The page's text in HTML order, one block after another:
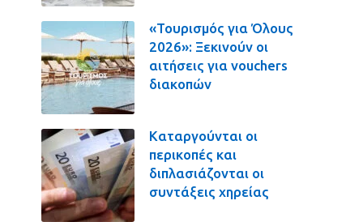
«Τουρισμός για Όλους
2026»: Ξεκινούν οι
αιτήσεις για vouchers
διακοπών
Καταργούνται οι
περικοπές και
διπλασιάζονται οι
συντάξεις χηρείας